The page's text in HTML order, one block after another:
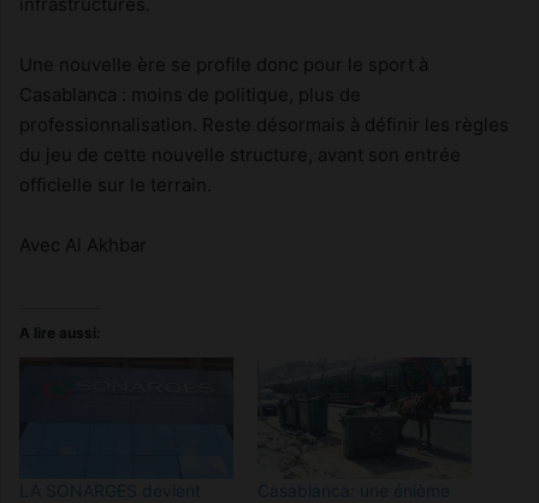
Une nouvelle ère se profile donc pour le sport à
Casablanca : moins de politique, plus de
professionnalisation. Reste désormais à définir les règles
du jeu de cette nouvelle structure, avant son entrée
officielle sur le terrain.
Avec Al Akhbar
A lire aussi:
LA SONARGES devient Casablanca: une énième